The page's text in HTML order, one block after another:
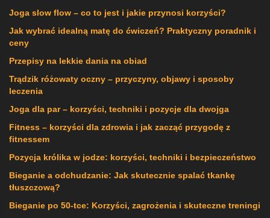
Joga slow flow – co to jest i jakie przynosi korzyści?
Jak wybrać idealną matę do ćwiczeń? Praktyczny poradnik i
ceny
Przepisy na lekkie dania na obiad
Trądzik różowaty oczny – przyczyny, objawy i sposoby
leczenia
Joga dla par – korzyści, techniki i pozycje dla dwojga
Fitness – korzyści dla zdrowia i jak zacząć przygodę z
fitnessem
Pozycja królika w jodze: korzyści, techniki i bezpieczeństwo
Bieganie a odchudzanie: Jak skutecznie spalać tkankę
tłuszczową?
Bieganie po 50-tce: Korzyści, zagrożenia i skuteczne treningi